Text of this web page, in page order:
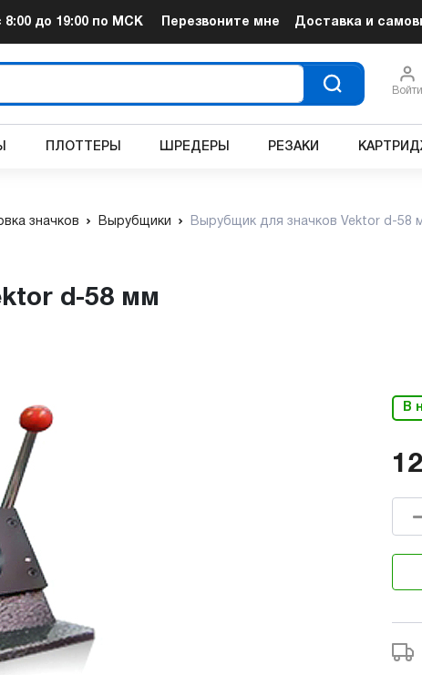
8:00 до 19:00 по МСК Перезвоните мне Доставка и
Войти
ПЛОТТЕРЫ ШРЕДЕРЫ РЕЗАКИ
значков Вырубщики Вырубщик для значков Vektor d-58
d-58 мм
В